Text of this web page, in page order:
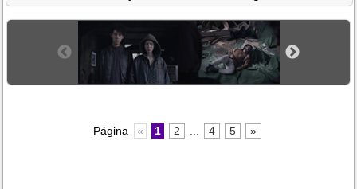
Página « 1 2 4 5 »